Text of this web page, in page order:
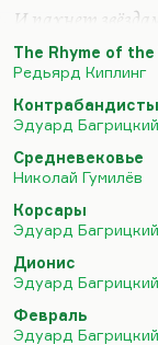
И пахнет
Твой плащ
— это прямо к
Понимаете,
поэт «южной
этой «южной
Катаев, Ильф и
значительной
называл.
общем,
весь этот
The Rhyme of
Редьярд Киплинг
Контрабандисты
Эдуард Багрицкий
Средневековье
Николай Гумилёв
Корсары
Эдуард Багрицкий
Дионис
Эдуард Багрицкий
Февраль
Эдуард Багрицкий